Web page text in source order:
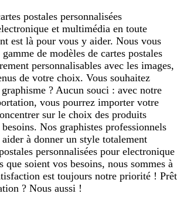
postales personnalisées
et multimédia en toute
est là pour vous y aider. Nous vous
de modèles de cartes postales
personnalisables avec les images,
de votre choix. Vous souhaitez
? Aucun souci : avec notre
vous pourrez importer votre
sur le choix des produits
Nos graphistes professionnels
à donner un style totalement
personnalisées pour electronique
soient vos besoins, nous sommes à
est toujours notre priorité ! Prêt
? Nous aussi !